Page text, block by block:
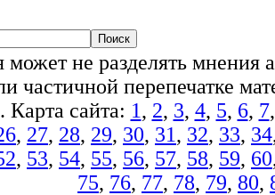
может не разделять
частичной перепечатке
Карта сайта: 1, 2, 3, 4, 5, 6, 7
, 27, 28, 29, 30, 31, 32, 33, 34
, 53, 54, 55, 56, 57, 58, 59, 60
75, 76, 77, 78, 79, 80,